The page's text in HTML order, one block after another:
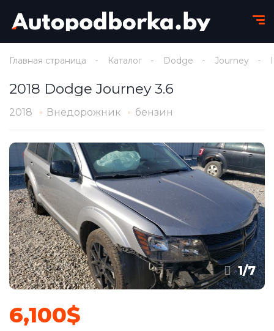
Главная страница Каталог Dodge Journey
2018 Dodge Journey 3.6
2018 Внедорожник бензин
1/7
6,100$